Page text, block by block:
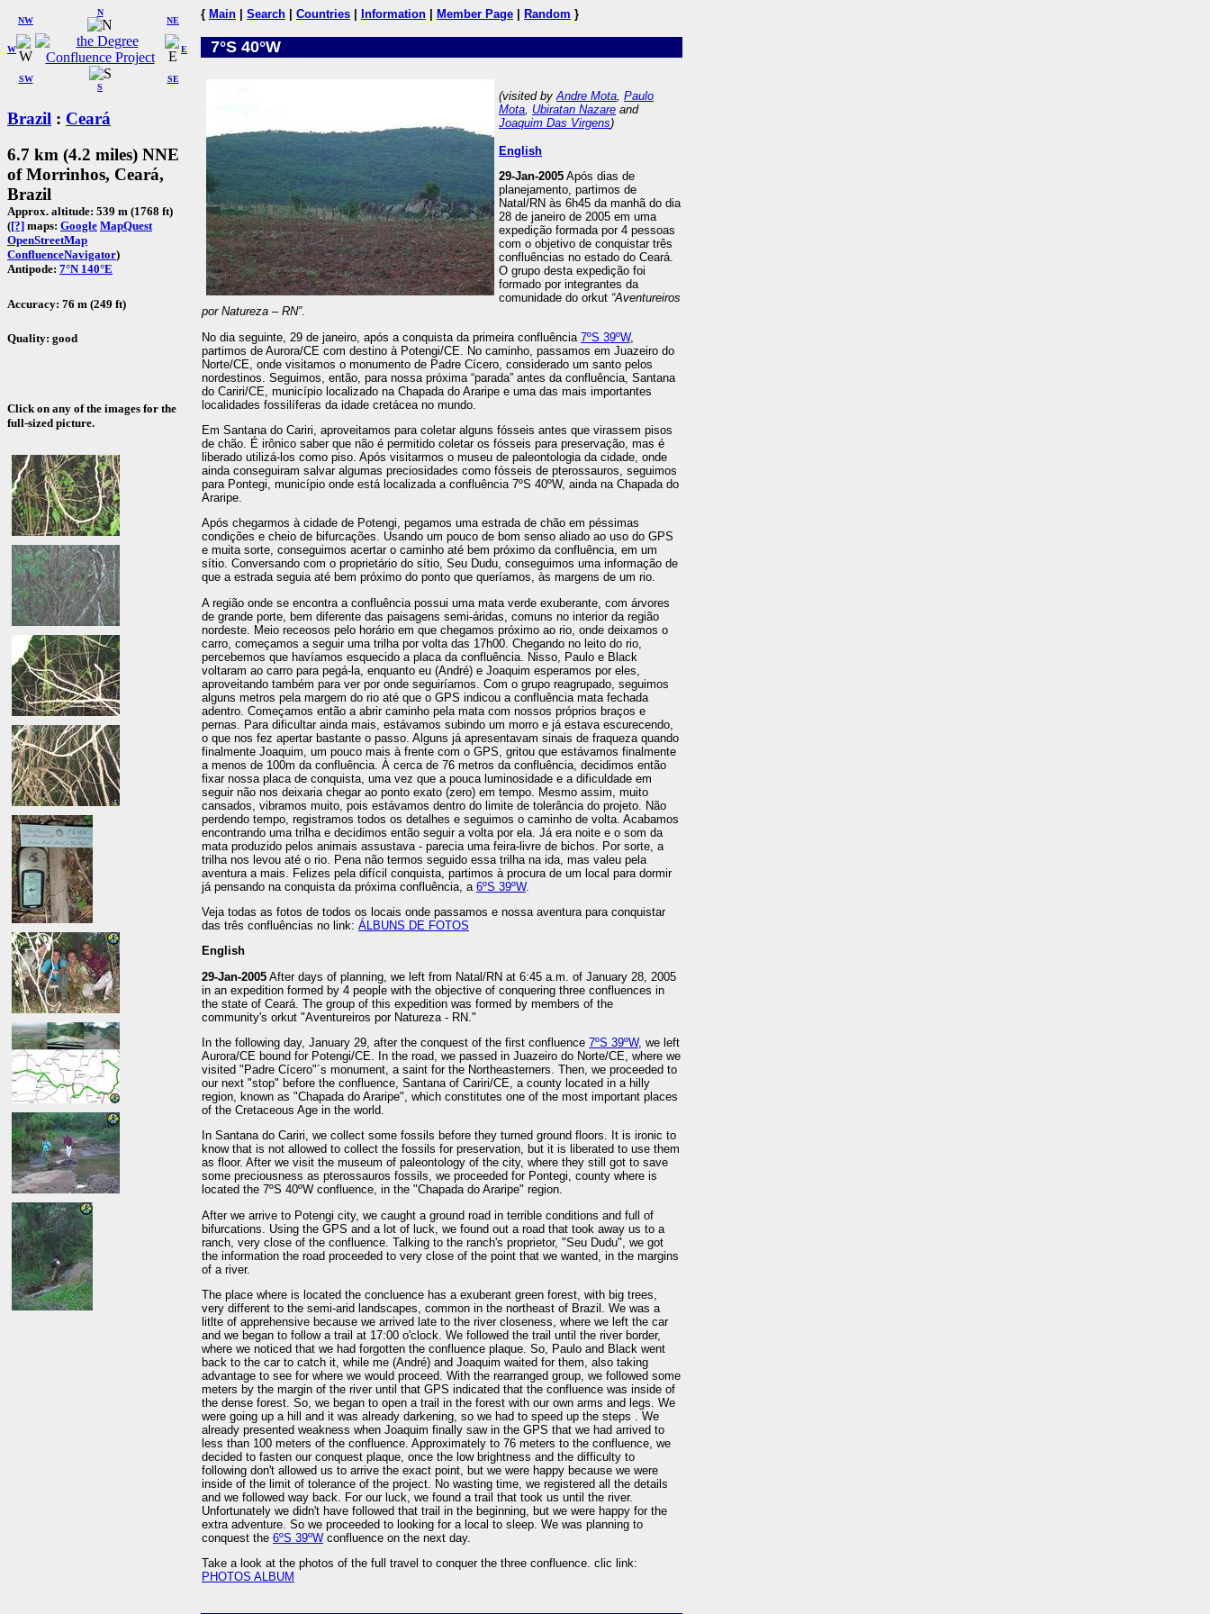
W
NW
N
NE
SW
S
SE
E
Brazil : Ceará
6.7 km (4.2 miles) NNE
of Morrinhos, Ceará,
Brazil
Approx. altitude: 539 m (1768 ft)
([?] maps: Google MapQuest
OpenStreetMap
ConfluenceNavigator)
Antipode: 7°N 140°E
Accuracy: 76 m (249 ft)
Quality: good
Click on any of the images for the
full-sized picture.
{ Main Search Countries Information Member Page Random }
7°S 40°W
(visited byAndre Mota, Paulo
Mota, Ubiratan Nazare and
Joaquim Das Virgens)
English
29-Jan-2005 Após dias de
planejamento, partimos de
Natal/RN às 6h45 da manhã do dia
28 de janeiro de 2005 em uma
expedição formada por 4 pessoas
com o objetivo de conquistar três
confluências no estado do Ceará.
O grupo desta expedição foi
formado por integrantes da
comunidade do orkut “Aventureiros
por Natureza – RN”.
No dia seguinte, 29 de janeiro, após a conquista da primeira confluência 7ºS 39ºW,
partimos de Aurora/CE com destino à Potengi/CE. No caminho, passamos em Juazeiro do
Norte/CE, onde visitamos o monumento de Padre Cícero, considerado um santo pelos
nordestinos. Seguimos, então, para nossa próxima “parada” antes da confluência, Santana
do Cariri/CE, município localizado na Chapada do Araripe e uma das mais importantes
localidades fossilíferas da idade cretácea no mundo.
Em Santana do Cariri, aproveitamos para coletar alguns fósseis antes que virassem pisos
de chão. É irônico saber que não é permitido coletar os fósseis para preservação, mas é
liberado utilizá-los como piso. Após visitarmos o museu de paleontologia da cidade, onde
ainda conseguiram salvar algumas preciosidades como fósseis de pterossauros, seguimos
para Pontegi, município onde está localizada a confluência 7ºS 40ºW, ainda na Chapada do
Araripe.
Após chegarmos à cidade de Potengi, pegamos uma estrada de chão em péssimas
condições e cheio de bifurcações. Usando um pouco de bom senso aliado ao uso do GPS
e muita sorte, conseguimos acertar o caminho até bem próximo da confluência, em um
sítio. Conversando com o proprietário do sítio, Seu Dudu, conseguimos uma informação de
que a estrada seguia até bem próximo do ponto que queríamos, às margens de um rio.
A região onde se encontra a confluência possui uma mata verde exuberante, com árvores
de grande porte, bem diferente das paisagens semi-áridas, comuns no interior da região
nordeste. Meio receosos pelo horário em que chegamos próximo ao rio, onde deixamos o
carro, começamos a seguir uma trilha por volta das 17h00. Chegando no leito do rio,
percebemos que havíamos esquecido a placa da confluência. Nisso, Paulo e Black
voltaram ao carro para pegá-la, enquanto eu (André) e Joaquim esperamos por eles,
aproveitando também para ver por onde seguiríamos. Com o grupo reagrupado, seguimos
alguns metros pela margem do rio até que o GPS indicou a confluência mata fechada
adentro. Começamos então a abrir caminho pela mata com nossos próprios braços e
pernas. Para dificultar ainda mais, estávamos subindo um morro e já estava escurecendo,
o que nos fez apertar bastante o passo. Alguns já apresentavam sinais de fraqueza quando
finalmente Joaquim, um pouco mais à frente com o GPS, gritou que estávamos finalmente
a menos de 100m da confluência. À cerca de 76 metros da confluência, decidimos então
fixar nossa placa de conquista, uma vez que a pouca luminosidade e a dificuldade em
seguir não nos deixaria chegar ao ponto exato (zero) em tempo. Mesmo assim, muito
cansados, vibramos muito, pois estávamos dentro do limite de tolerância do projeto. Não
perdendo tempo, registramos todos os detalhes e seguimos o caminho de volta. Acabamos
encontrando uma trilha e decidimos então seguir a volta por ela. Já era noite e o som da
mata produzido pelos animais assustava - parecia uma feira-livre de bichos. Por sorte, a
trilha nos levou até o rio. Pena não termos seguido essa trilha na ida, mas valeu pela
aventura a mais. Felizes pela difícil conquista, partimos à procura de um local para dormir
já pensando na conquista da próxima confluência, a 6ºS 39ºW.
Veja todas as fotos de todos os locais onde passamos e nossa aventura para conquistar
das três confluências no link: ÁLBUNS DE FOTOS
English
29-Jan-2005 After days of planning, we left from Natal/RN at 6:45 a.m. of January 28, 2005
in an expedition formed by 4 people with the objective of conquering three confluences in
the state of Ceará. The group of this expedition was formed by members of the
community's orkut "Aventureiros por Natureza - RN."
In the following day, January 29, after the conquest of the first confluence 7ºS 39ºW, we left
Aurora/CE bound for Potengi/CE. In the road, we passed in Juazeiro do Norte/CE, where we
visited "Padre Cícero"´s monument, a saint for the Northeasterners. Then, we proceeded to
our next "stop" before the confluence, Santana of Cariri/CE, a county located in a hilly
region, known as "Chapada do Araripe", which constitutes one of the most important places
of the Cretaceous Age in the world.
In Santana do Cariri, we collect some fossils before they turned ground floors. It is ironic to
know that is not allowed to collect the fossils for preservation, but it is liberated to use them
as floor. After we visit the museum of paleontology of the city, where they still got to save
some preciousness as pterossauros fossils, we proceeded for Pontegi, county where is
located the 7ºS 40ºW confluence, in the "Chapada do Araripe" region.
After we arrive to Potengi city, we caught a ground road in terrible conditions and full of
bifurcations. Using the GPS and a lot of luck, we found out a road that took away us to a
ranch, very close of the confluence. Talking to the ranch's proprietor, "Seu Dudu", we got
the information the road proceeded to very close of the point that we wanted, in the margins
of a river.
The place where is located the concluence has a exuberant green forest, with big trees,
very different to the semi-arid landscapes, common in the northeast of Brazil. We was a
litlte of apprehensive because we arrived late to the river closeness, where we left the car
and we began to follow a trail at 17:00 o'clock. We followed the trail until the river border,
where we noticed that we had forgotten the confluence plaque. So, Paulo and Black went
back to the car to catch it, while me (André) and Joaquim waited for them, also taking
advantage to see for where we would proceed. With the rearranged group, we followed some
meters by the margin of the river until that GPS indicated that the confluence was inside of
the dense forest. So, we began to open a trail in the forest with our own arms and legs. We
were going up a hill and it was already darkening, so we had to speed up the steps . We
already presented weakness when Joaquim finally saw in the GPS that we had arrived to
less than 100 meters of the confluence. Approximately to 76 meters to the confluence, we
decided to fasten our conquest plaque, once the low brightness and the difficulty to
following don't allowed us to arrive the exact point, but we were happy because we were
inside of the limit of tolerance of the project. No wasting time, we registered all the details
and we followed way back. For our luck, we found a trail that took us until the river.
Unfortunately we didn't have followed that trail in the beginning, but we were happy for the
extra adventure. So we proceeded to looking for a local to sleep. We was planning to
conquest the 6ºS 39ºW confluence on the next day.
Take a look at the photos of the full travel to conquer the three confluence. clic link:
PHOTOS ALBUM